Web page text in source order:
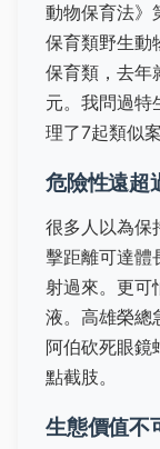
動物保育法》
保育類野生動
保育類，去年
元。我問過特
理了7起類似案
危險性遠超
很多人以為保
擊距離可達體
射過來。更可
液。高雄榮總
阿伯砍死眼鏡
點截肢。
生態價值不